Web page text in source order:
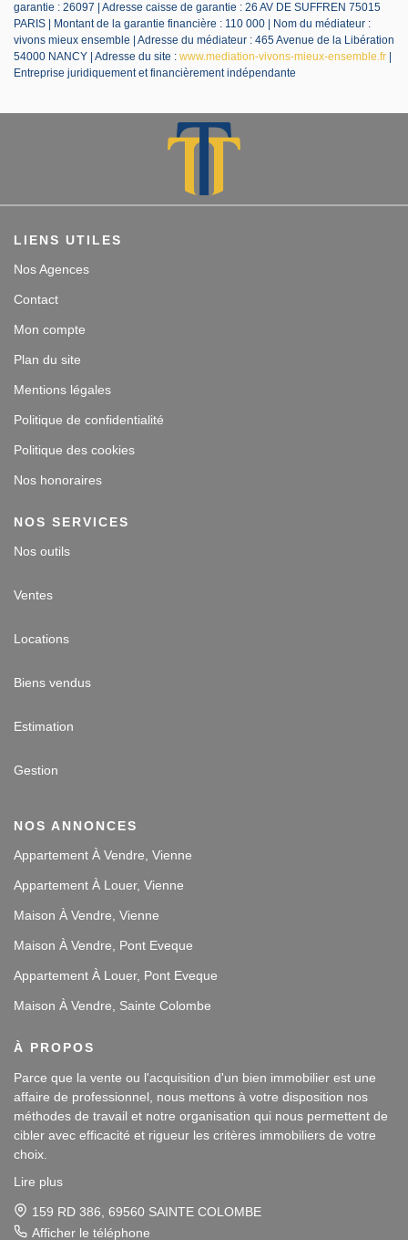
garantie : 26097 | Adresse caisse de garantie : 26 AV DE SUFFREN 75015
PARIS | Montant de la garantie financière : 110 000 | Nom du médiateur :
vivons mieux ensemble | Adresse du médiateur : 465 Avenue de la Libération
54000 NANCY | Adresse du site : www.mediation-vivons-mieux-ensemble.fr
Entreprise juridiquement et financièrement indépendante
LIENS UTILES
Nos Agences
Contact
Mon compte
Plan du site
Mentions légales
Politique de confidentialité
Politique des cookies
Nos honoraires
NOS SERVICES
Nos outils
Ventes
Locations
Biens vendus
Estimation
Gestion
NOS ANNONCES
Appartement À Vendre, Vienne
Appartement À Louer, Vienne
Maison À Vendre, Vienne
Maison À Vendre, Pont Eveque
Appartement À Louer, Pont Eveque
Maison À Vendre, Sainte Colombe
À PROPOS
Parce que la vente ou l'acquisition d'un bien immobilier est une
affaire de professionnel, nous mettons à votre disposition nos
méthodes de travail et notre organisation qui nous permettent de
cibler avec efficacité et rigueur les critères immobiliers de votre
choix.
Notre disponibilité et notre écoute au sein de nos agences
immobilières à Vienne et Sainte Colombe les Vienne, au Sud de
Lyon, nous amènent à vous conseiller dans une démarche simple
Lire plus
159 RD 386, 69560 SAINTE COLOMBE
Afficher le téléphone